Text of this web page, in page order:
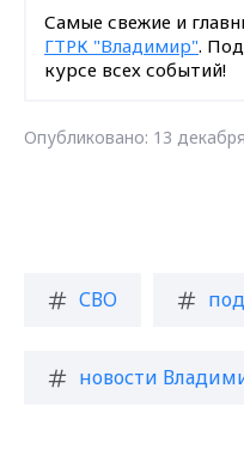
Самые свежие и
ГТРК "Владимир".
курсе всех событий!
Опубликовано: 13
СВО
новости